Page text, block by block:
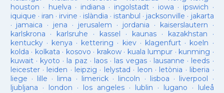
houston · huelva · indiana · ingolstadt· iowa · ipswich ·
iquique · iran · irvine · islàndia · istanbul · jacksonville · jakarta
· jamaica · jena · jerusalem · jordania · kaiserslautern ·
karlskrona · karlsruhe · kassel · kaunas· kazakhstan ·
kentucky· kenya · kettering · kiev· klagenfurt · koeln ·
kolda · kolkata · kosovo · krakow· kuala lumpur · kunming ·
kuwait· kyoto · la paz · laos· las vegas· lausanne · leeds ·
leicester· leiden · leipzig · lelystad · leon · letònia · liberia ·
liege · lille · lima · limerick· lincoln · lisboa · liverpool ·
ljubljana · london · los angeles· lublin · lugano · luleå